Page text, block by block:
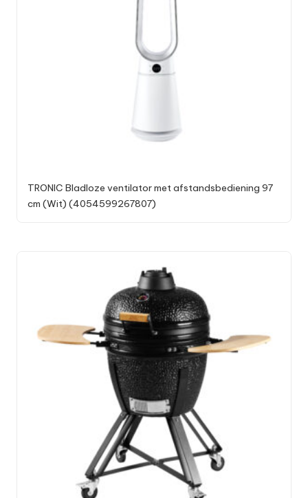
TRONIC Bladloze ventilator met afstandsbediening 97
cm (Wit) (4054599267807)